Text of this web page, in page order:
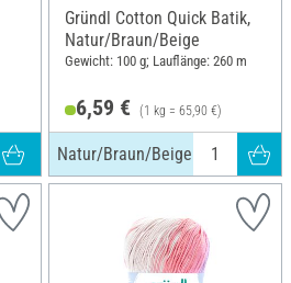
Gründl Cotton Quick Batik,
Natur/Braun/Beige
Gewicht: 100 g; Lauflänge: 260 m
6,59 € (1 kg = 65,90 €)
Natur/Braun/Beige